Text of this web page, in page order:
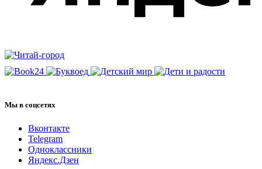
Мы в соцсетях
Вконтакте
Telegram
Одноклассники
Яндекс.Дзен